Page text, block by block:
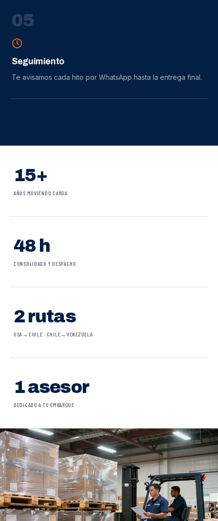
05
Seguimiento
Te avisamos cada hito por WhatsApp hasta la entrega final.
15+
AÑOS MOVIENDO CARGA
48 h
CONSOLIDADO Y DESPACHO
2 rutas
USA→CHILE · CHILE→VENEZUELA
1 asesor
DEDICADO A TU EMBARQUE